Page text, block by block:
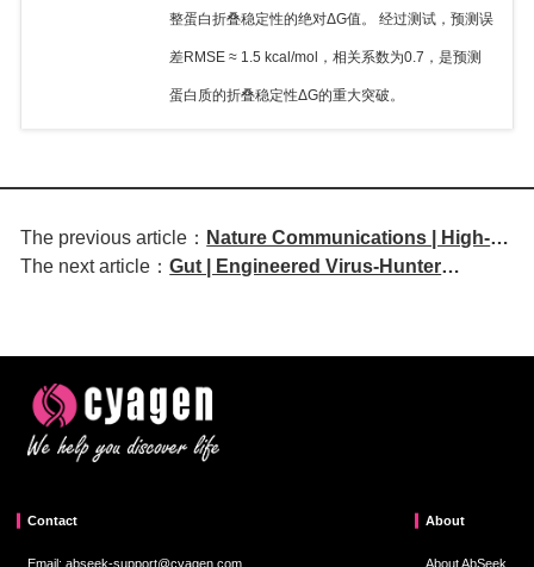
整蛋白折叠稳定性的绝对ΔG值。 经过测试，预测误
差RMSE ≈ 1.5 kcal/mol，相关系数为0.7，是预测
蛋白质的折叠稳定性ΔG的重大突破。
The previous article： Nature Communications | High-
risk EBV promotes immune
The next article：Gut | Engineered Virus-Hunter
Contact
Email: abseek-support@cyagen.com
About
About AbSeek